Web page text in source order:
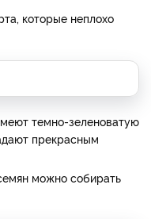
которые неплохо
темно-зеленоватую
прекрасным
можно собирать